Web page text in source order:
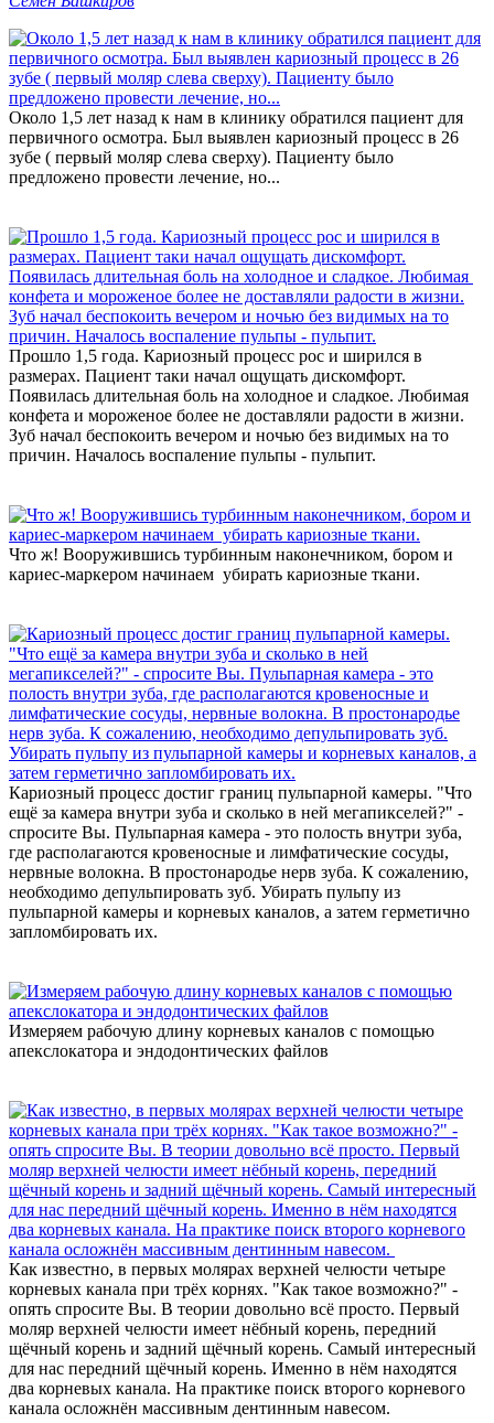
Около 1,5 лет назад к нам в клинику обратился пациент для
первичного осмотра. Был выявлен кариозный процесс в 26
зубе ( первый моляр слева сверху). Пациенту было
предложено провести лечение, но...
Прошло 1,5 года. Кариозный процесс рос и ширился в
размерах. Пациент таки начал ощущать дискомфорт.
Появилась длительная боль на холодное и сладкое. Любимая
конфета и мороженое более не доставляли радости в жизни.
Зуб начал беспокоить вечером и ночью без видимых на то
причин. Началось воспаление пульпы - пульпит.
Что ж! Вооружившись турбинным наконечником, бором и
кариес-маркером начинаем убирать кариозные ткани.
Кариозный процесс достиг границ пульпарной камеры. "Что
ещё за камера внутри зуба и сколько в ней мегапикселей?" -
спросите Вы. Пульпарная камера - это полость внутри зуба,
где располагаются кровеносные и лимфатические сосуды,
нервные волокна. В простонародье нерв зуба. К сожалению,
необходимо депульпировать зуб. Убирать пульпу из
пульпарной камеры и корневых каналов, а затем герметично
запломбировать их.
Измеряем рабочую длину корневых каналов с помощью
апекслокатора и эндодонтических файлов
Как известно, в первых молярах верхней челюсти четыре
корневых канала при трёх корнях. "Как такое возможно?" -
опять спросите Вы. В теории довольно всё просто. Первый
моляр верхней челюсти имеет нёбный корень, передний
щёчный корень и задний щёчный корень. Самый интересный
для нас передний щёчный корень. Именно в нём находятся
два корневых канала. На практике поиск второго корневого
канала осложнён массивным дентинным навесом.